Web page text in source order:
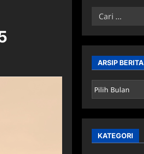
Cari
ARSIP BERITA
ARSIP
BERITA
KATEGORI